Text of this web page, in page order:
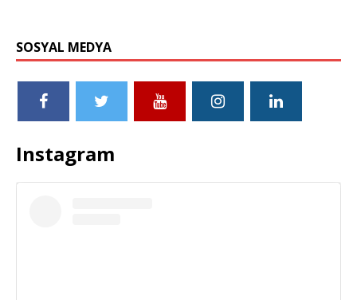
SOSYAL MEDYA
Instagram